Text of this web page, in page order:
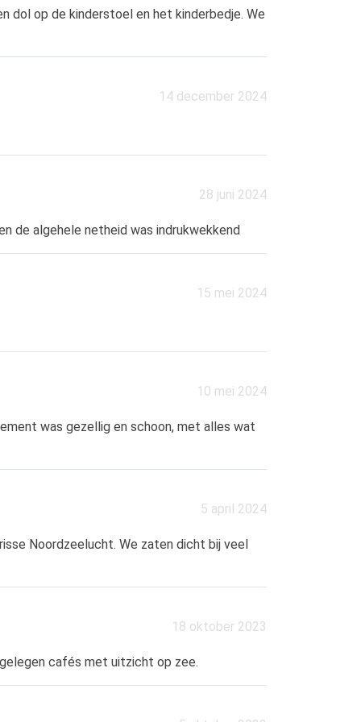
dol op de kinderstoel en het kinderbedje. We
14 december 2024
28 juni 2024
de algehele netheid was indrukwekkend
15 mei 2024
10 mei 2024
was gezellig en schoon, met alles wat
5 april 2024
Noordzeelucht. We zaten dicht bij veel
18 oktober 2023
cafés met uitzicht op zee.